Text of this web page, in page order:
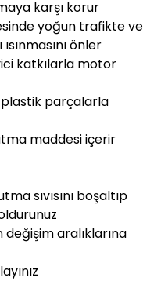
karşı korur
yoğun trafikte ve
önler
katkılarla motor
parçalarla
maddesi içerir
sıvısını boşaltıp
değişim aralıklarına